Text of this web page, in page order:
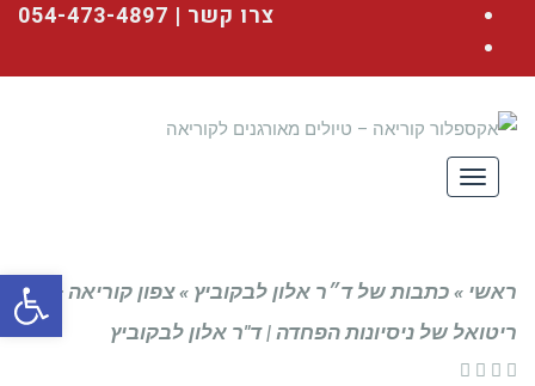
צרו קשר | 054-473-4897
תפריט
ראשי » כתבות של ד״ר אלון לבקוביץ » צפון קוריאה –
ריטואל של ניסיונות הפחדה | ד"ר אלון לבקוביץ
פתח